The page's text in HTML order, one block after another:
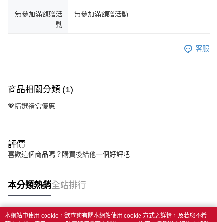
無參加滿額贈活
動
無參加滿額贈活動
客服
商品相關分類 (1)
💖精選禮盒優惠
評價
喜歡這個商品嗎？購買後給他一個好評吧
本分類熱銷全站排行
本網站中使用 cookie，欲查詢有關本網站使用 cookie 方式之詳情，及若您不希